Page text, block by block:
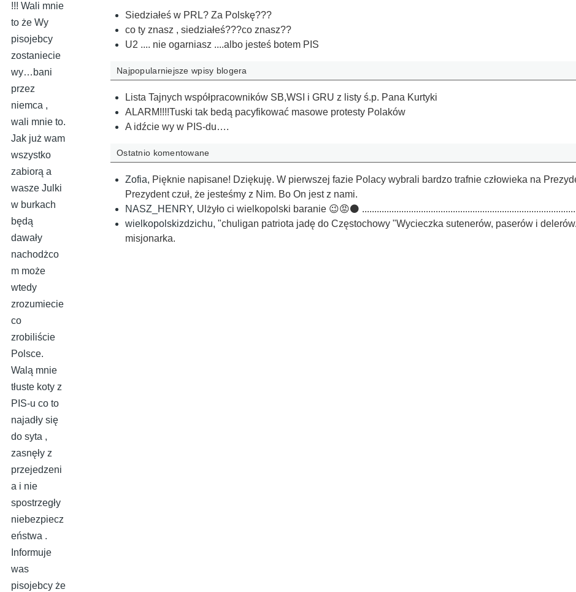
!!! Wali mnie
to że Wy
pisojebcy
zostaniecie
wy…bani
przez
niemca ,
wali mnie to.
Jak już wam
wszystko
zabiorą a
wasze Julki
w burkach
będą
dawały
nachodżco
m może
wtedy
zrozumiecie
co
zrobiliście
Polsce.
Walą mnie
tłuste koty z
PIS-u co to
najadły się
do syta ,
zasnęły z
przejedzeni
a i nie
spostrzegły
niebezpiecz
eństwa .
Informuje
was
pisojebcy że
Siedziałeś w PRL? Za Polskę???
co ty znasz , siedziałeś???co znasz??
U2 .... nie ogarniasz ....albo jesteś botem PIS
Najpopularniejsze wpisy blogera
Lista Tajnych współpracowników SB,WSI i GRU z listy ś.p. Pana Kurtyki
ALARM!!!!Tuski tak bedą pacyfikować masowe protesty Polaków
A idźcie wy w PIS-du….
Ostatnio komentowane
Zofia, Pięknie napisane! Dziękuję. W pierwszej fazie Polacy wybrali bardzo trafnie człowieka na
Prezydent czuł, że jesteśmy z Nim. Bo On jest z nami.
NASZ_HENRY, Ulżyło ci wielkopolski baranie 😉😡⚫️
wielkopolskizdzichu, "chuligan patriota jadę do Częstochowy "Wycieczka sutenerów, paserów i
misjonarka.